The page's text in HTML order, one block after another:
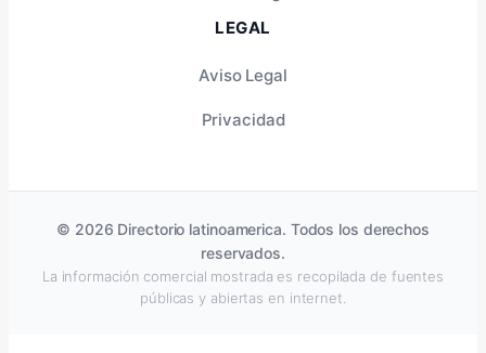
LEGAL
Aviso Legal
Privacidad
© 2026 Directorio latinoamerica. Todos los derechos
reservados.
La información comercial mostrada es recopilada de fuentes
públicas y abiertas en internet.